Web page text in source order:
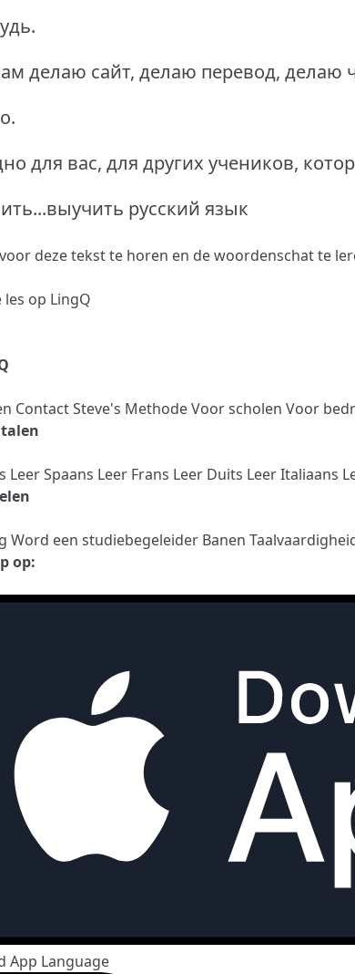
делаю сайт, делаю перевод, делаю
для вас, для других учеников,
русский язык
deze tekst te horen en de woordenschat te
les op LingQ
ContactSteve's MethodeVoor scholen Voor
Leer Spaans Leer Frans Leer Duits Leer Italiaans
Word een studiebegeleider Banen
op: